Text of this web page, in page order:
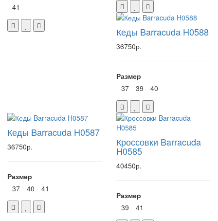
41
Кеды Barracuda H0588
36750р.
Размер
37
39 40
Кеды Barracuda H0587
36750р.
Размер
37
40 41
Кроссовки Barracuda
H0585
40450р.
Размер
39
41